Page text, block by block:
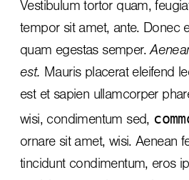
Vestibulum tortor quam,
tempor sit amet, ante. Donec
quam egestas semper.
est. Mauris placerat eleifend
est et sapien ullamcorper
wisi, condimentum sed,
ornare sit amet, wisi. Aenean
tincidunt condimentum, eros